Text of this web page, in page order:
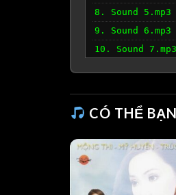
8. Sound 5.mp3
9. Sound 6.mp3
10. Sound 7.mp3
CÓ THỂ